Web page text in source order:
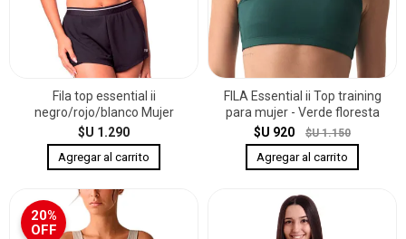
Fila top essential ii
negro/rojo/blanco Mujer
$U 1.290
FILA Essential ii Top training
para mujer - Verde floresta
$U 920
$U 1.150
20%
OFF